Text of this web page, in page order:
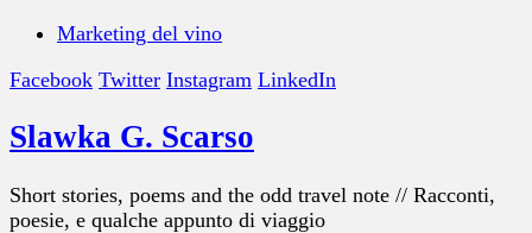
Marketing del vino
Facebook Twitter Instagram LinkedIn
Slawka G. Scarso
Short stories, poems and the odd travel note // Racconti,
poesie, e qualche appunto di viaggio